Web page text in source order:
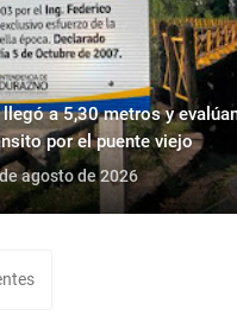
a 5,30 metros y
por el puente viejo
agosto de 2026